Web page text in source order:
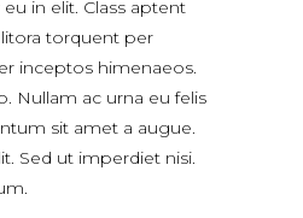
in elit. Class aptent
torquent per
inceptos himenaeos.
Nullam ac urna eu felis
sit amet a augue.
Sed ut imperdiet nisi.